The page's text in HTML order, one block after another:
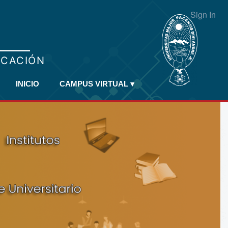
Sign In
INICIO CAMPUS VIRTUAL ▾